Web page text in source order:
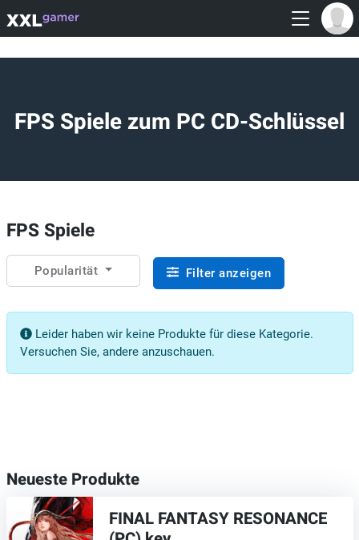
FPS Spiele zum PC CD-Schlüssel
FPS Spiele
Popularität Filter anzeigen
Leider haben wir keine Produkte für diese Kategorie.
Versuchen Sie, andere anzuschauen.
Neueste Produkte
FINAL FANTASY RESONANCE